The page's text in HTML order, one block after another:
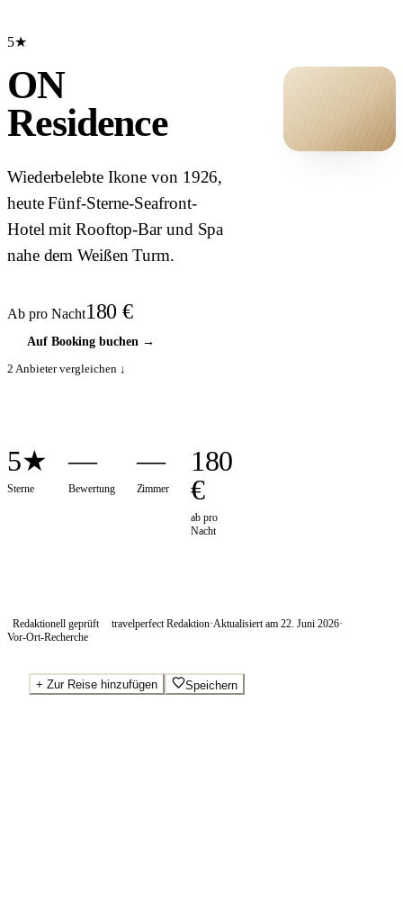
5★
ON
Residence
Wiederbelebte Ikone von 1926,
heute Fünf-Sterne-Seafront-
Hotel mit Rooftop-Bar und Spa
nahe dem Weißen Turm.
Ab pro Nacht180 €
Auf Booking buchen→
2 Anbieter vergleichen ↓
5★
Sterne
—
Bewertung
—
Zimmer
180
€
ab pro
Nacht
Redaktionell geprüft travelperfect Redaktion·Aktualisiert am 22. Juni 2026·
Vor-Ort-Recherche
+ Zur Reise hinzufügen Speichern